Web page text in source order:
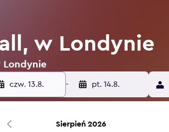
w Londynie
Londynie
czw. 13.8. - pt. 14.8.
Sierpień 2026